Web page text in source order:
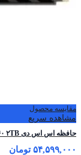
مقایسه محصول
مشاهده سریع
حافظه اس اس دی MSI Spatium M۴۶۰ ۲TB
۵۴,۵۹۹,۰۰۰ تومان